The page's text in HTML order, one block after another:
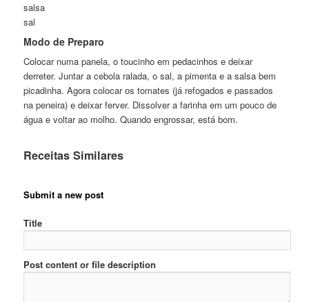
salsa
sal
Modo de Preparo
Colocar numa panela, o toucinho em pedacinhos e deixar
derreter. Juntar a cebola ralada, o sal, a pimenta e a salsa bem
picadinha. Agora colocar os tomates (já refogados e passados
na peneira) e deixar ferver. Dissolver a farinha em um pouco de
água e voltar ao molho. Quando engrossar, está bom.
Receitas Similares
Submit a new post
Title
Post content or file description